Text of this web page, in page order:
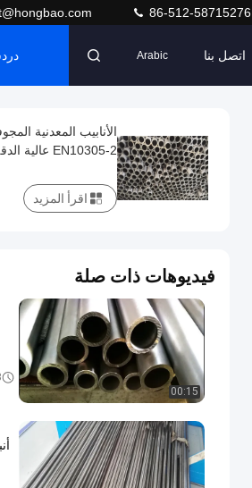
86-512-58715276
اتصل بنا Arabic
الأنابيب المعدنية
EN10305-2 عالية الدقة لتكسير البترول
اقرأ المزيد
فيديوهات ذات صلة
00:15